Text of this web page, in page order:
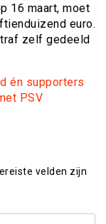
16 maart, moet
euro.
zelf gedeeld
én supporters
PSV
velden zijn